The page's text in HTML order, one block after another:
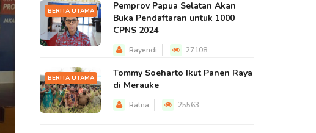
BERITA UTAMA
Pemprov Papua Selatan Akan
Buka Pendaftaran untuk 1000
CPNS 2024
Rayendi 27108
BERITA UTAMA
Tommy Soeharto Ikut Panen Raya
di Merauke
Ratna 25563